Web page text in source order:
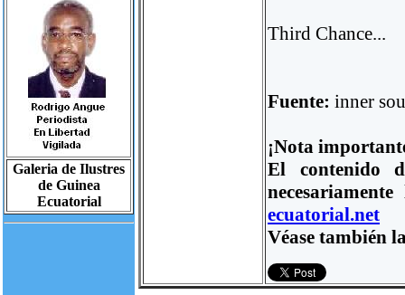
Galeria de Ilustres
de Guinea
Ecuatorial
Third Chance...
Fuente: inner
¡Nota
El contenido
ecuatorial.net
Véase también